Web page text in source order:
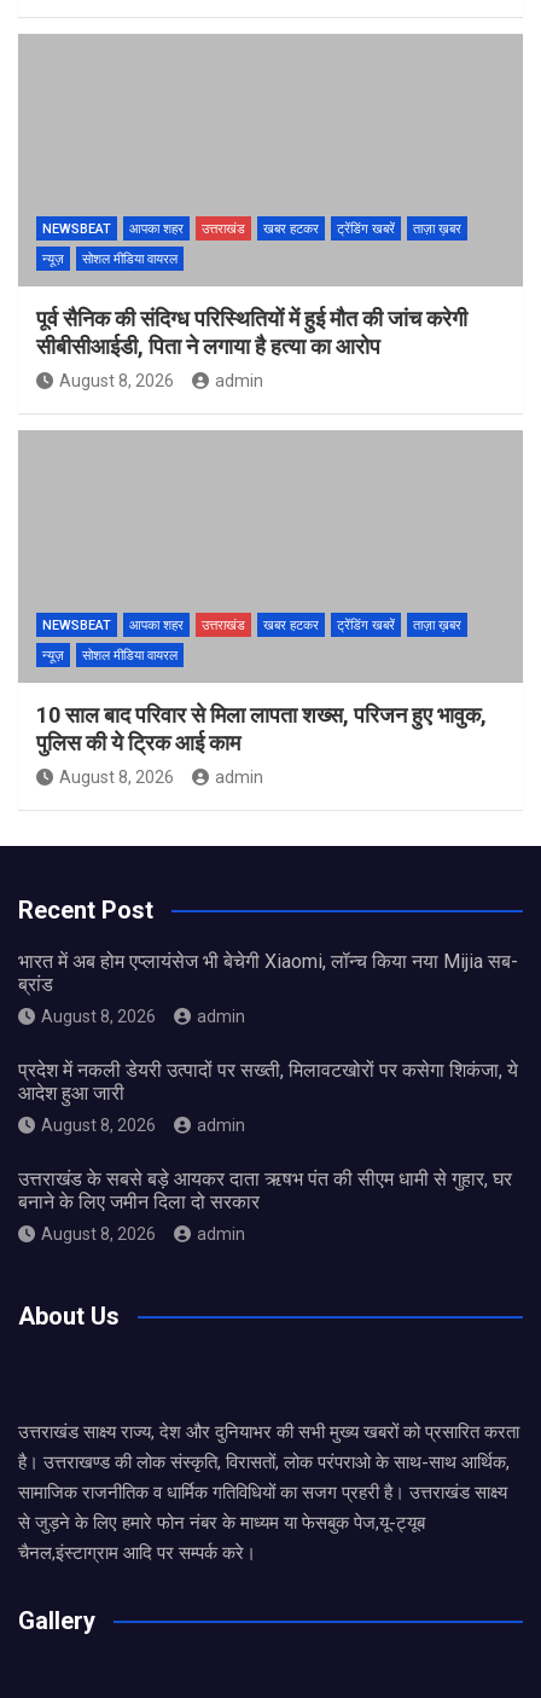
NEWSBEAT आपका शहर उत्तराखंड खबर हटकर ट्रेंडिंग खबरें
ताज़ा ख़बर
न्यूज़
सोशल मीडिया वायरल
पूर्व सैनिक की संदिग्ध परिस्थितियों में हुई मौत की जांच करेगी
सीबीसीआईडी, पिता ने लगाया है हत्या का आरोप
August 8, 2026 admin
NEWSBEAT आपका शहर उत्तराखंड खबर हटकर ट्रेंडिंग खबरें
ताज़ा ख़बर
न्यूज़
सोशल मीडिया वायरल
10 साल बाद परिवार से मिला लापता शख्स, परिजन हुए भावुक,
पुलिस की ये ट्रिक आई काम
August 8, 2026 admin
Recent Post
भारत में अब होम एप्लायंसेज भी बेचेगी Xiaomi, लॉन्च किया नया Mijia सब-
ब्रांड
August 8, 2026 admin
प्रदेश में नकली डेयरी उत्पादों पर सख्ती, मिलावटखोरों पर कसेगा शिकंजा, ये
आदेश हुआ जारी
August 8, 2026 admin
उत्तराखंड के सबसे बड़े आयकर दाता ऋषभ पंत की सीएम धामी से गुहार, घर
बनाने के लिए जमीन दिला दो सरकार
August 8, 2026 admin
About Us
उत्तराखंड साक्ष्य राज्य, देश और दुनियाभर की सभी मुख्य खबरों को प्रसारित करता
है। उत्तराखण्ड की लोक संस्कृति, विरासतों, लोक परंपराओ के साथ-साथ आर्थिक,
सामाजिक राजनीतिक व धार्मिक गतिविधियों का सजग प्रहरी है। उत्तराखंड साक्ष्य
से जुड़ने के लिए हमारे फोन नंबर के माध्यम या फेसबुक पेज,यू-ट्यूब
चैनल,इंस्टाग्राम आदि पर सम्पर्क करे।
Gallery